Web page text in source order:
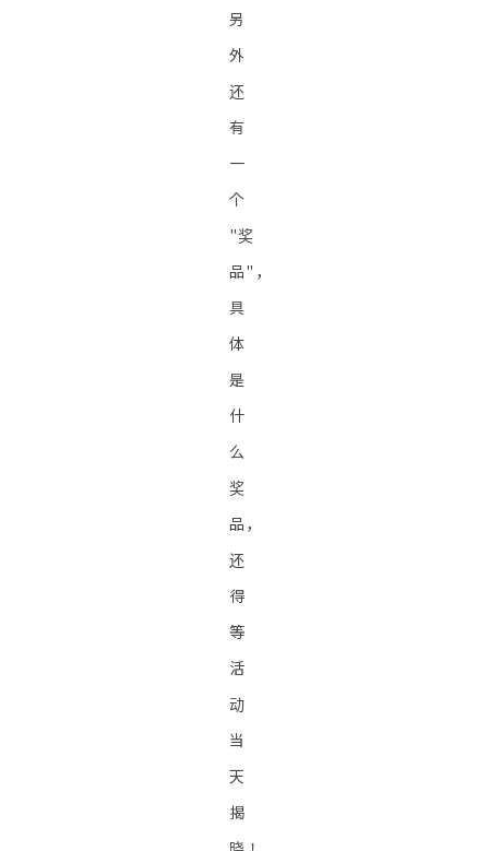
另
外
还
有
一
个
"奖
品"，
具
体
是
什
么
奖
品，
还
得
等
活
动
当
天
揭